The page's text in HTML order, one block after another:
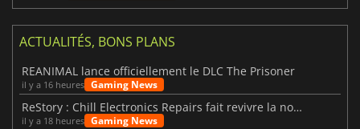
ACTUALITÉS, BONS PLANS
REANIMAL lance officiellement le DLC The Prisoner
il y a 16 heures Gaming News
ReStory : Chill Electronics Repairs fait revivre la nostalgie des années 2000
il y a 18 heures Gaming News